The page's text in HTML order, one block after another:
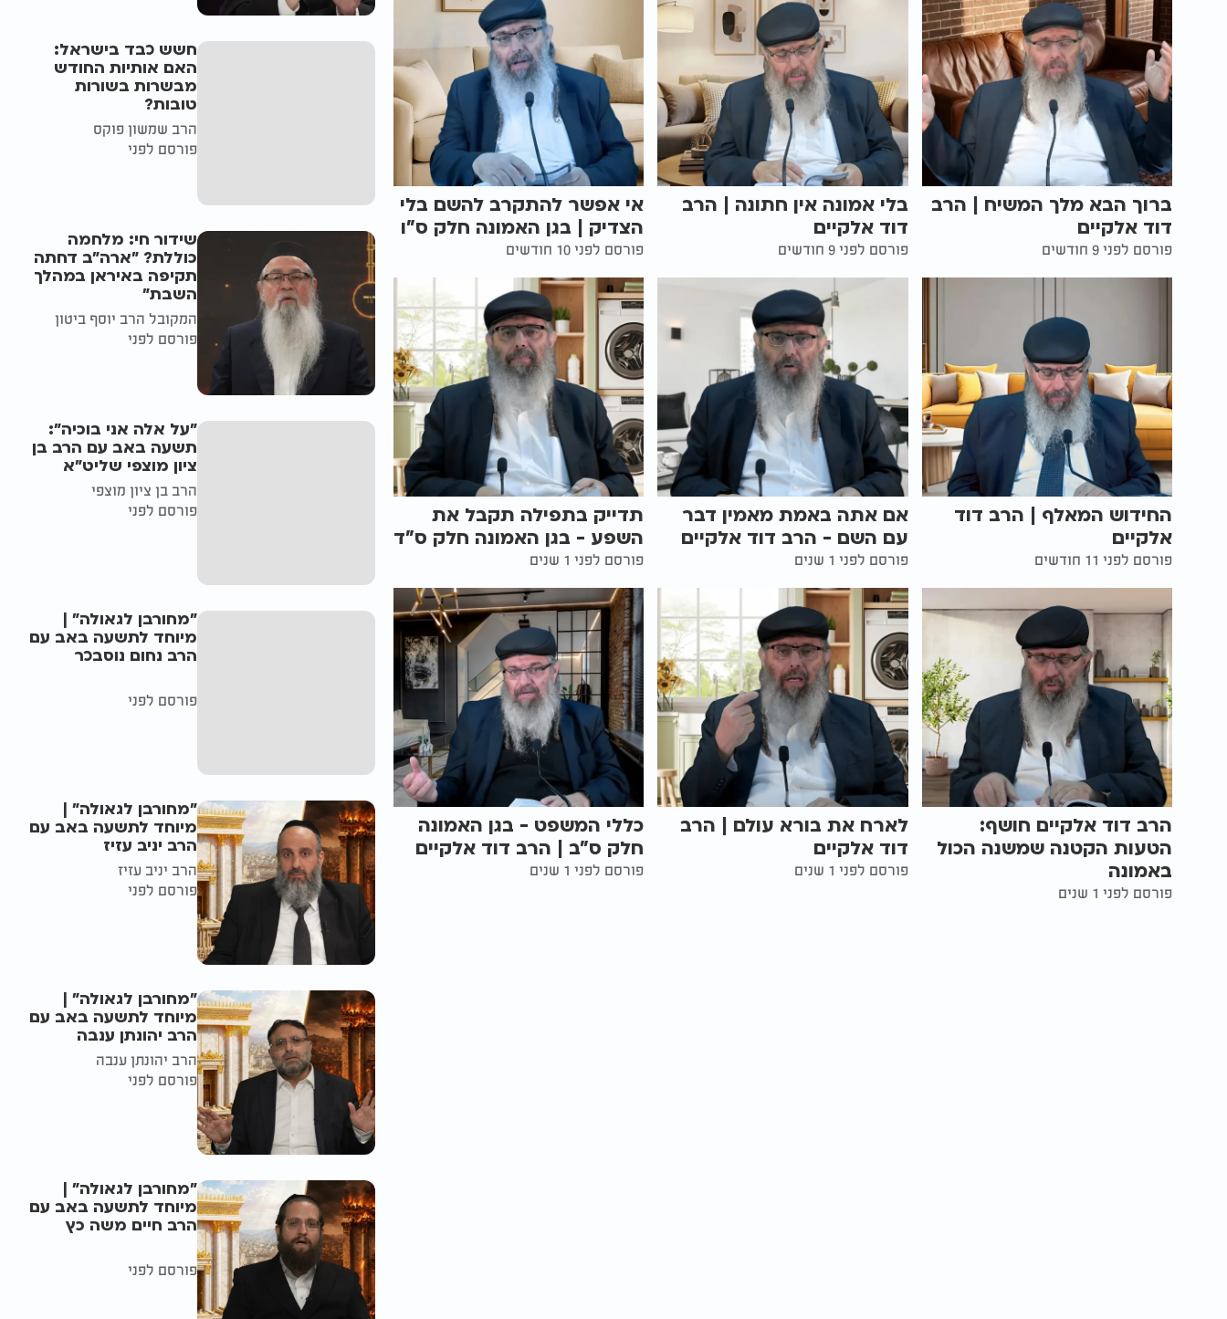
ברוך הבא מלך המשיח | הרב
דוד אלקיים
פורסם לפני 9 חודשים
בלי אמונה אין חתונה | הרב
דוד אלקיים
פורסם לפני 9 חודשים
אי אפשר להתקרב להשם בלי
הצדיק | בגן האמונה חלק ס"ו
פורסם לפני 10 חודשים
החידוש המאלף | הרב דוד
אלקיים
פורסם לפני 11 חודשים
אם אתה באמת מאמין דבר
עם השם - הרב דוד אלקיים
פורסם לפני 1 שנים
תדייק בתפילה תקבל את
השפע - בגן האמונה חלק ס"ד
פורסם לפני 1 שנים
הרב דוד אלקיים חושף:
הטעות הקטנה שמשנה הכול
באמונה
פורסם לפני 1 שנים
לארח את בורא עולם | הרב
דוד אלקיים
פורסם לפני 1 שנים
כללי המשפט - בגן האמונה
חלק ס"ב | הרב דוד אלקיים
פורסם לפני 1 שנים
חשש כבד בישראל:
האם אותיות החודש
מבשרות בשורות
טובות?
הרב שמשון פוקס
פורסם לפני
שידור חי: מלחמה
כוללת? ״ארה"ב דחתה
תקיפה באיראן במהלך
השבת״
המקובל הרב יוסף ביטון
פורסם לפני
"על אלה אני בוכיה":
תשעה באב עם הרב בן
ציון מוצפי שליט"א
הרב בן ציון מוצפי
פורסם לפני
"מחורבן לגאולה" |
מיוחד לתשעה באב עם
הרב נחום נוסבכר
פורסם לפני
"מחורבן לגאולה" |
מיוחד לתשעה באב עם
הרב יניב עזיז
הרב יניב עזיז
פורסם לפני
"מחורבן לגאולה" |
מיוחד לתשעה באב עם
הרב יהונתן ענבה
הרב יהונתן ענבה
פורסם לפני
"מחורבן לגאולה" |
מיוחד לתשעה באב עם
הרב חיים משה כץ
פורסם לפני